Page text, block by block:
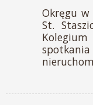
Okręgu w
St.
Kolegium